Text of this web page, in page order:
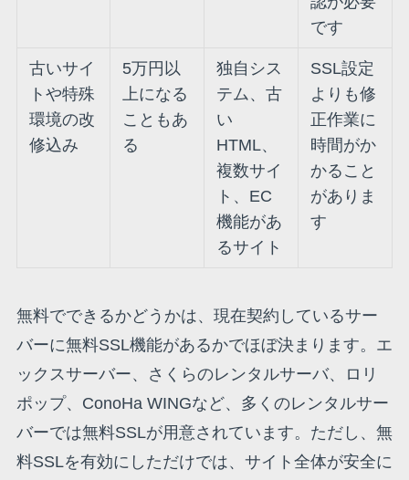
です
古いサイ
トや特殊
環境の改
修込み
5万円以
上になる
こともあ
る
独自シス
テム、古
い
HTML、
複数サイ
ト、EC
機能があ
るサイト
SSL設定
よりも修
正作業に
時間がか
かること
がありま
す
無料でできるかどうかは、現在契約しているサー
バーに無料SSL機能があるかでほぼ決まります。エ
ックスサーバー、さくらのレンタルサーバ、ロリ
ポップ、ConoHa WINGなど、多くのレンタルサー
バーでは無料SSLが用意されています。ただし、無
料SSLを有効にしただけでは、サイト全体が安全に